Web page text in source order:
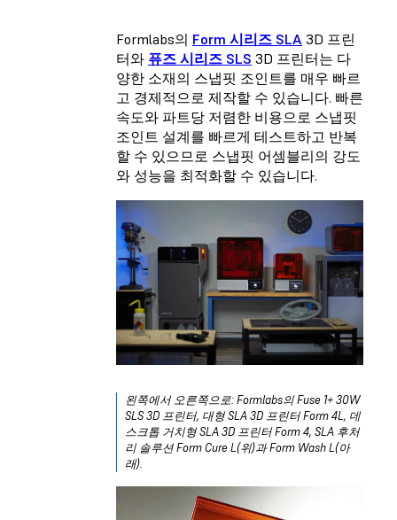
Formlabs의 Form 시리즈 SLA 3D 프린
터와 퓨즈 시리즈 SLS 3D 프린터는 다
양한 소재의 스냅핏 조인트를 매우 빠르
고 경제적으로 제작할 수 있습니다. 빠른
속도와 파트당 저렴한 비용으로 스냅핏
조인트 설계를 빠르게 테스트하고 반복
할 수 있으므로 스냅핏 어셈블리의 강도
와 성능을 최적화할 수 있습니다.
왼쪽에서 오른쪽으로: Formlabs의 Fuse 1+ 30W
SLS 3D 프린터, 대형 SLA 3D 프린터 Form 4L, 데
스크톱 거치형 SLA 3D 프린터 Form 4, SLA 후처
리 솔루션 Form Cure L(위)과 Form Wash L(아
래).